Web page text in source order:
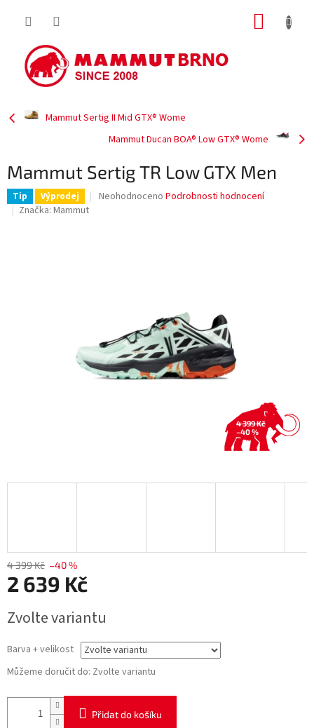
Mammut Sertig II Mid GTX® Wome
Mammut Ducan BOA® Low GTX® Wome
Mammut Sertig TR Low GTX Men
Tip Výprodej
Průměrné
Neohodnoceno Podrobnosti hodnocení
Značka: Mammut
4 399 Kč
–40 %
4 399 Kč –40 %
2 639 Kč
cena:
Zvolte variantu
Barva + velikost
Můžeme doručit do: Zvolte variantu
Přidat do košíku